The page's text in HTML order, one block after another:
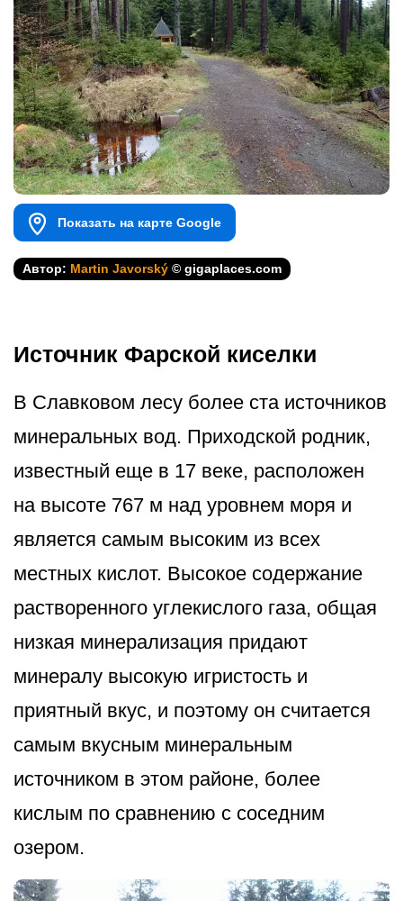
Показать на карте Google
Автор: Martin Javorský © gigaplaces.com
Источник Фарской киселки
В Славковом лесу более ста источников
минеральных вод. Приходской родник,
известный еще в 17 веке, расположен
на высоте 767 м над уровнем моря и
является самым высоким из всех
местных кислот. Высокое содержание
растворенного углекислого газа, общая
низкая минерализация придают
минералу высокую игристость и
приятный вкус, и поэтому он считается
самым вкусным минеральным
источником в этом районе, более
кислым по сравнению с соседним
озером.